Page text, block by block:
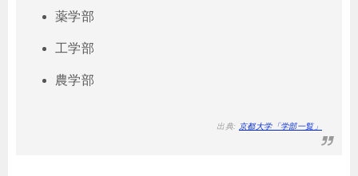
薬学部
工学部
農学部
出典: 京都大学「学部一覧」